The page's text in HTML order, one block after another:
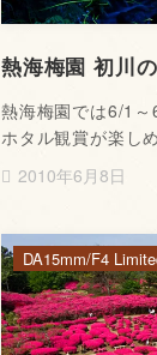
熱海梅園 初川
熱海梅園では6/1
ホタル観賞が楽し
2010年6月8日
DA15mm/F4